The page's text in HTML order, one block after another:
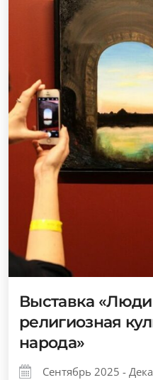
Выставка
религиозная
народа»
Сентябрь 2025 -